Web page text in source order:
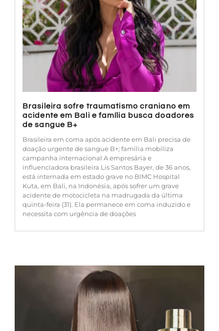
Brasileira sofre traumatismo craniano em
acidente em Bali e família busca doadores
de sangue B+
Brasileira em coma após acidente em Bali precisa de
doação urgente de sangue B+; família mobiliza
campanha internacional A empresária e
influenciadora brasileira Lis Santos Bayer, de 36 anos,
está internada em estado grave no BIMC Hospital
Kuta, em Bali, na Indonésia, após sofrer um grave
acidente de motocicleta na madrugada da última
quinta-feira (31). Ela permanece em coma induzido e
necessita com urgência de doações